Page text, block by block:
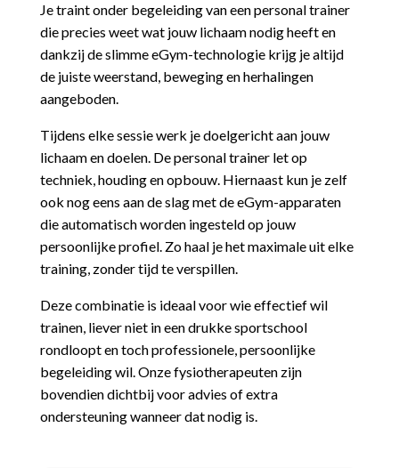
Je traint onder begeleiding van een personal trainer
die precies weet wat jouw lichaam nodig heeft en
dankzij de slimme eGym-technologie krijg je altijd
de juiste weerstand, beweging en herhalingen
aangeboden.
Tijdens elke sessie werk je doelgericht aan jouw
lichaam en doelen. De personal trainer let op
techniek, houding en opbouw. Hiernaast kun je zelf
ook nog eens aan de slag met de eGym-apparaten
die automatisch worden ingesteld op jouw
persoonlijke profiel. Zo haal je het maximale uit elke
training, zonder tijd te verspillen.
Deze combinatie is ideaal voor wie effectief wil
trainen, liever niet in een drukke sportschool
rondloopt en toch professionele, persoonlijke
begeleiding wil. Onze fysiotherapeuten zijn
bovendien dichtbij voor advies of extra
ondersteuning wanneer dat nodig is.